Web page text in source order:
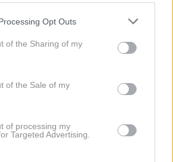
website/app uses one or more Google
or usage behaviour. You may click to
to Google and its third-party tags to
specified purposes in below Google
Opt Outs
of the Sharing of my
of the Sale of my
of processing my
Targeted Advertising.
redko uživanje alkohola
z opioidnimi zdravili
začnejo z vsemi osmimi
v povprečju 24 let dlje kot